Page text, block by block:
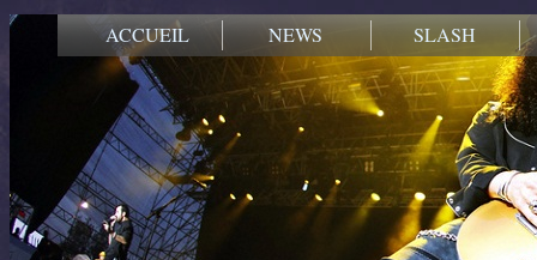
ACCUEIL NEWS SLASH